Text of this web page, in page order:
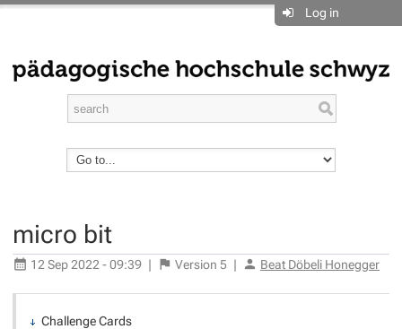
Log in
micro bit
12 Sep 2022 - 09:39 | Version 5 | Beat Döbeli Honegger
Challenge Cards